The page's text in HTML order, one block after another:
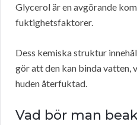
Glycerol är en avgörande
fuktighetsfaktorer.
Dess kemiska struktur
gör att den kan binda
huden återfuktad.
Vad bör man